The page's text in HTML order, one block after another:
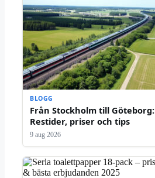
BLOGG
Från Stockholm till Göteborg:
Restider, priser och tips
9 aug 2026